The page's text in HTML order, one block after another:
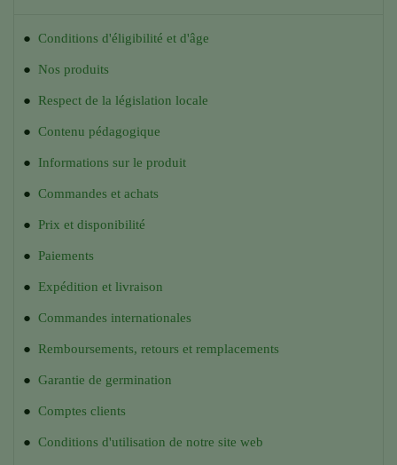
● Conditions d'éligibilité et d'âge
● Nos produits
● Respect de la législation locale
● Contenu pédagogique
● Informations sur le produit
● Commandes et achats
● Prix et disponibilité
● Paiements
● Expédition et livraison
● Commandes internationales
● Remboursements, retours et remplacements
● Garantie de germination
● Comptes clients
● Conditions d'utilisation de notre site web